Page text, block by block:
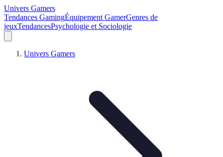
Univers Gamers
Tendances GamingÉquipement GamerGenres de
jeuxTendancesPsychologie et Sociologie
Univers Gamers